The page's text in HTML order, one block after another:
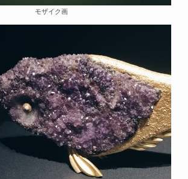
モザイク画